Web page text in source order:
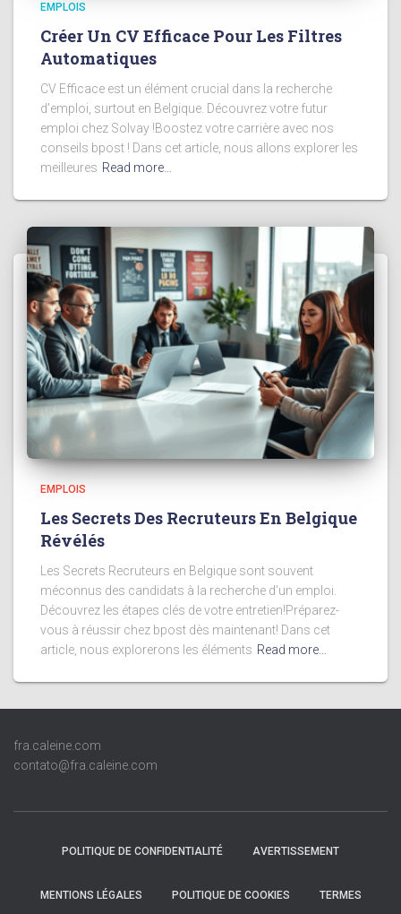
EMPLOIS
Créer Un CV Efficace Pour Les Filtres
Automatiques
CV Efficace est un élément crucial dans la recherche
d’emploi, surtout en Belgique. Découvrez votre futur
emploi chez Solvay !Boostez votre carrière avec nos
conseils bpost ! Dans cet article, nous allons explorer les
meilleures Read more…
EMPLOIS
Les Secrets Des Recruteurs En Belgique
Révélés
Les Secrets Recruteurs en Belgique sont souvent
méconnus des candidats à la recherche d’un emploi.
Découvrez les étapes clés de votre entretien!Préparez-
vous à réussir chez bpost dès maintenant! Dans cet
article, nous explorerons les éléments Read more…
fra.caleine.com
contato@fra.caleine.com
POLITIQUE DE CONFIDENTIALITÉ AVERTISSEMENT
MENTIONS LÉGALES POLITIQUE DE COOKIES TERMES